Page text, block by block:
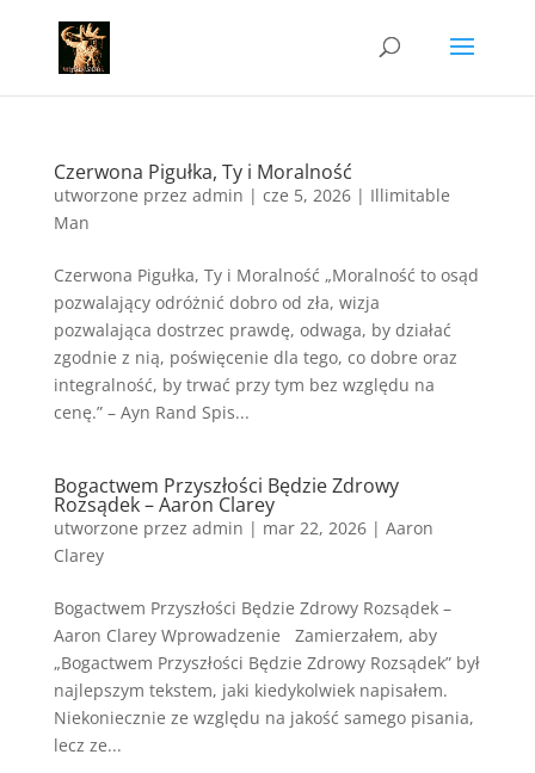
Czerwona Pigułka, Ty i Moralność
utworzone przez admin | cze 5, 2026| Illimitable
Man
Czerwona Pigułka, Ty i Moralność „Moralność to osąd
pozwalający odróżnić dobro od zła, wizja
pozwalająca dostrzec prawdę, odwaga, by działać
zgodnie z nią, poświęcenie dla tego, co dobre oraz
integralność, by trwać przy tym bez względu na
cenę.” – Ayn Rand Spis...
Bogactwem Przyszłości Będzie Zdrowy
Rozsądek – Aaron Clarey
utworzone przez admin | mar 22, 2026| Aaron
Clarey
Bogactwem Przyszłości Będzie Zdrowy Rozsądek –
Aaron Clarey Wprowadzenie Zamierzałem, aby
„Bogactwem Przyszłości Będzie Zdrowy Rozsądek” był
najlepszym tekstem, jaki kiedykolwiek napisałem.
Niekoniecznie ze względu na jakość samego pisania,
lecz ze...